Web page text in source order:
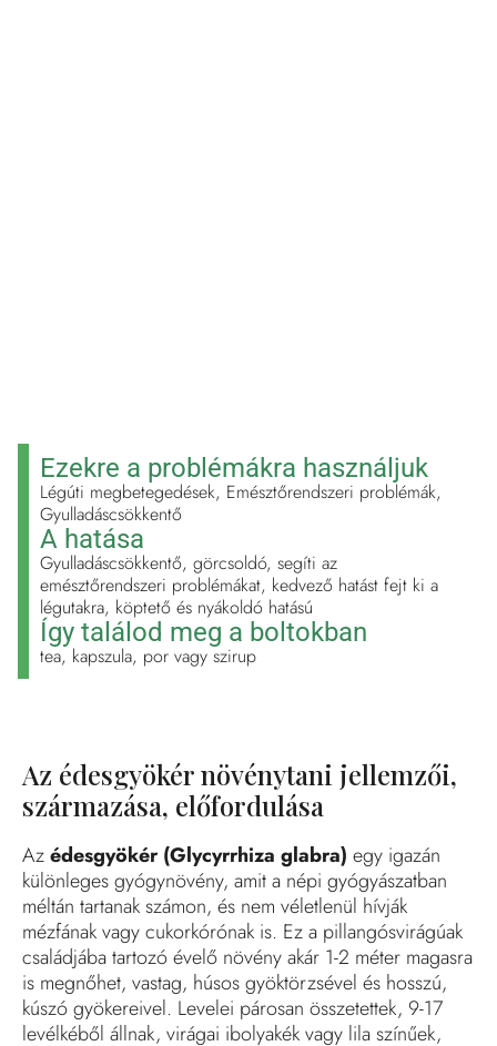
Ezekre a problémákra használjuk
Légúti megbetegedések, Emésztőrendszeri problémák,
Gyulladáscsökkentő
A hatása
Gyulladáscsökkentő, görcsoldó, segíti az
emésztőrendszeri problémákat, kedvező hatást fejt ki a
légutakra, köptető és nyákoldó hatású
Így találod meg a boltokban
tea, kapszula, por vagy szirup
Az édesgyökér növénytani jellemzői,
származása, előfordulása
Azédesgyökér (Glycyrrhiza glabra) egy igazán
különleges gyógynövény, amit a népi gyógyászatban
méltán tartanak számon, és nem véletlenül hívják
mézfának vagy cukorkórónak is. Ez a pillangósvirágúak
családjába tartozó évelő növény akár 1-2 méter magasra
is megnőhet, vastag, húsos gyöktörzsével és hosszú,
kúszó gyökereivel. Levelei párosan összetettek, 9-17
levélkéből állnak, virágai ibolyakék vagy lila színűek,